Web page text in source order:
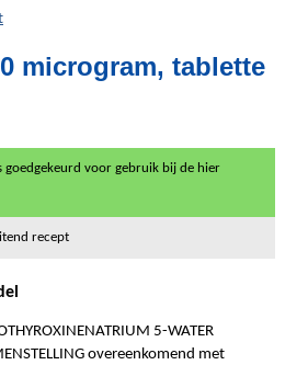
microgram, tablette
goedgekeurd voor gebruik bij de hier
recept
5-WATER
overeenkomend met